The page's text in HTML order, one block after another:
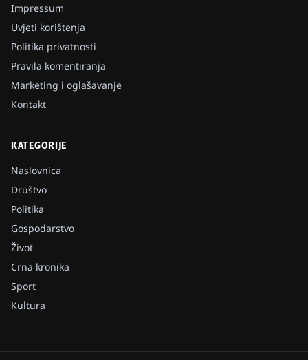
Impressum
Uvjeti korištenja
Politika privatnosti
Pravila komentiranja
Marketing i oglašavanje
Kontakt
KATEGORIJE
Naslovnica
Društvo
Politika
Gospodarstvo
Život
Crna kronika
Sport
Kultura